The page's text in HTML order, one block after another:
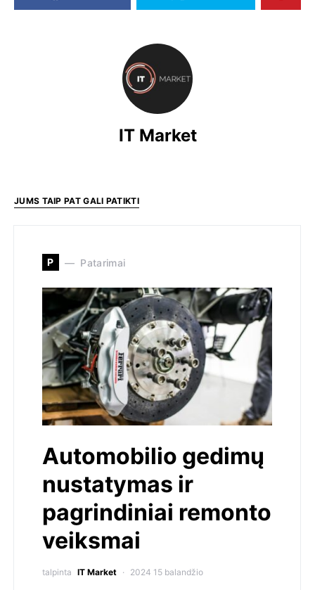
IT Market
JUMS TAIP PAT GALI PATIKTI
P Patarimai
Automobilio gedimų
nustatymas ir
pagrindiniai remonto
veiksmai
talpinta IT Market 2024 15 balandžio